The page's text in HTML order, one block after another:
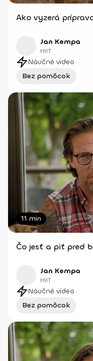
Ako vyzerá
Jan Kempa
HIIT
Náučné video
Bez pomôcok
11 min
Čo jesť a piť pred
Jan Kempa
HIIT
Náučné video
Bez pomôcok